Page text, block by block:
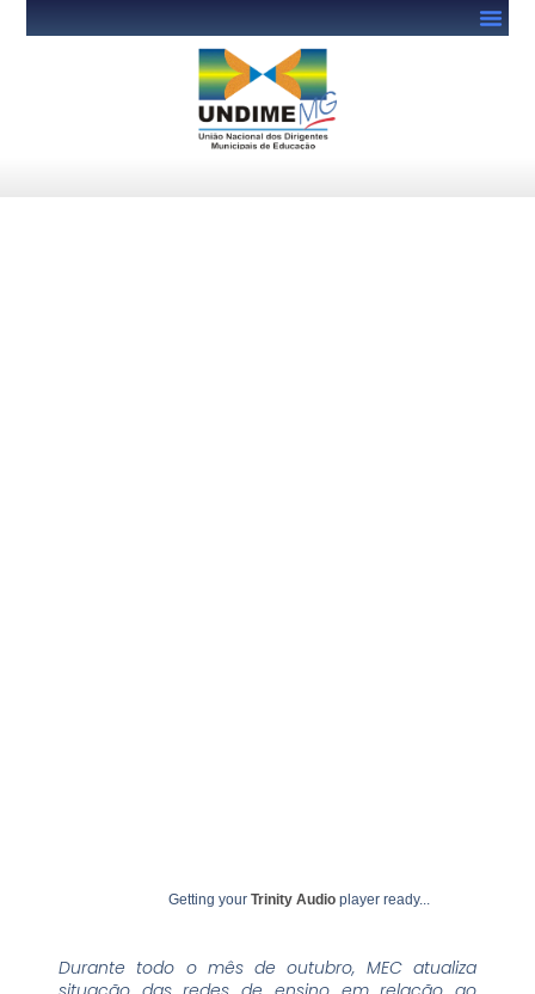
Getting your Trinity Audioplayer ready...
Durante todo o mês de outubro, MEC atualiza